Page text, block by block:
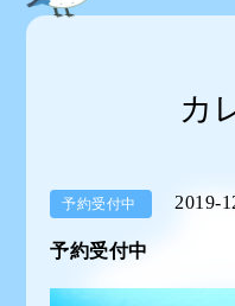
カ
予約受付中 2019-
予約受付中